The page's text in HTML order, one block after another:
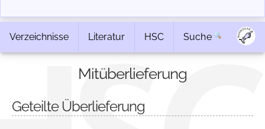
Verzeichnisse Literatur HSC Suche
Mitüberlieferung
Geteilte Überlieferung